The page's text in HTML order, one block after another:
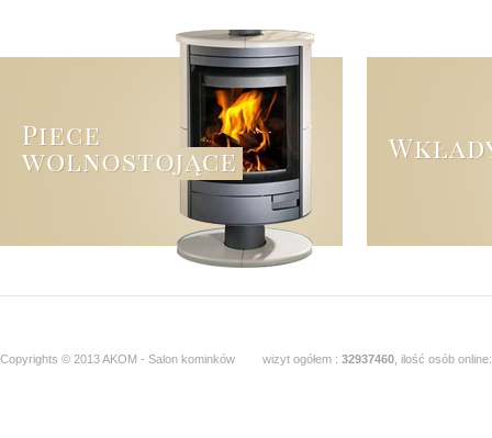
Copyrights © 2013 AKOM - Salon kominków wizyt ogółem : 32937460 , ilość osób